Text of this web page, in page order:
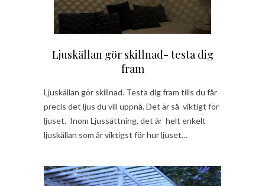
Ljuskällan gör skillnad- testa dig
fram
Ljuskällan gör skillnad. Testa dig fram tills du får
precis det ljus du vill uppnå. Det är så viktigt för
ljuset. Inom Ljussättning, det är helt enkelt
ljuskällan som är viktigst för hur ljuset…